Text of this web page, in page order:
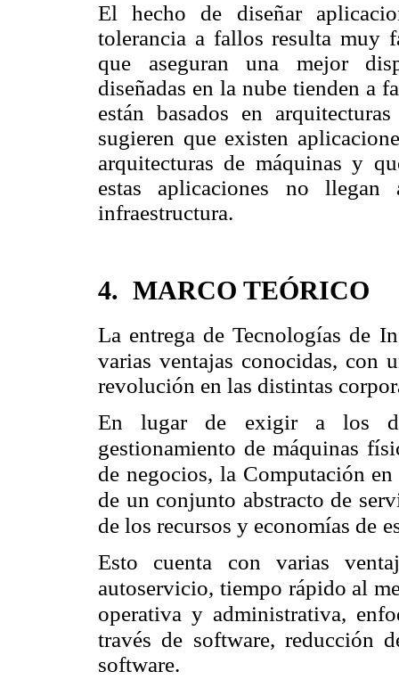
El hecho de diseñar
tolerancia a fallos resulta muy
que aseguran una mejor
diseñadas en la nube tienden a
están basados en
sugieren que existen
arquitecturas de máquinas y
estas aplicaciones no
infraestructura.
4. MARCO TEÓRICO
La entrega de Tecnologías de
varias ventajas conocidas, con
revolución en las distintas
En lugar de exigir a los
gestionamiento de máquinas
de negocios, la Computación
de un conjunto abstracto de
de los recursos y economías de
Esto cuenta con varias
autoservicio, tiempo rápido al
operativa y administrativa,
través de software, reducción
software.